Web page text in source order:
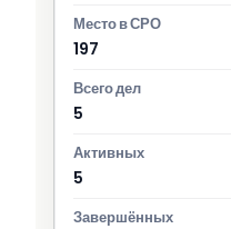
197
5
5